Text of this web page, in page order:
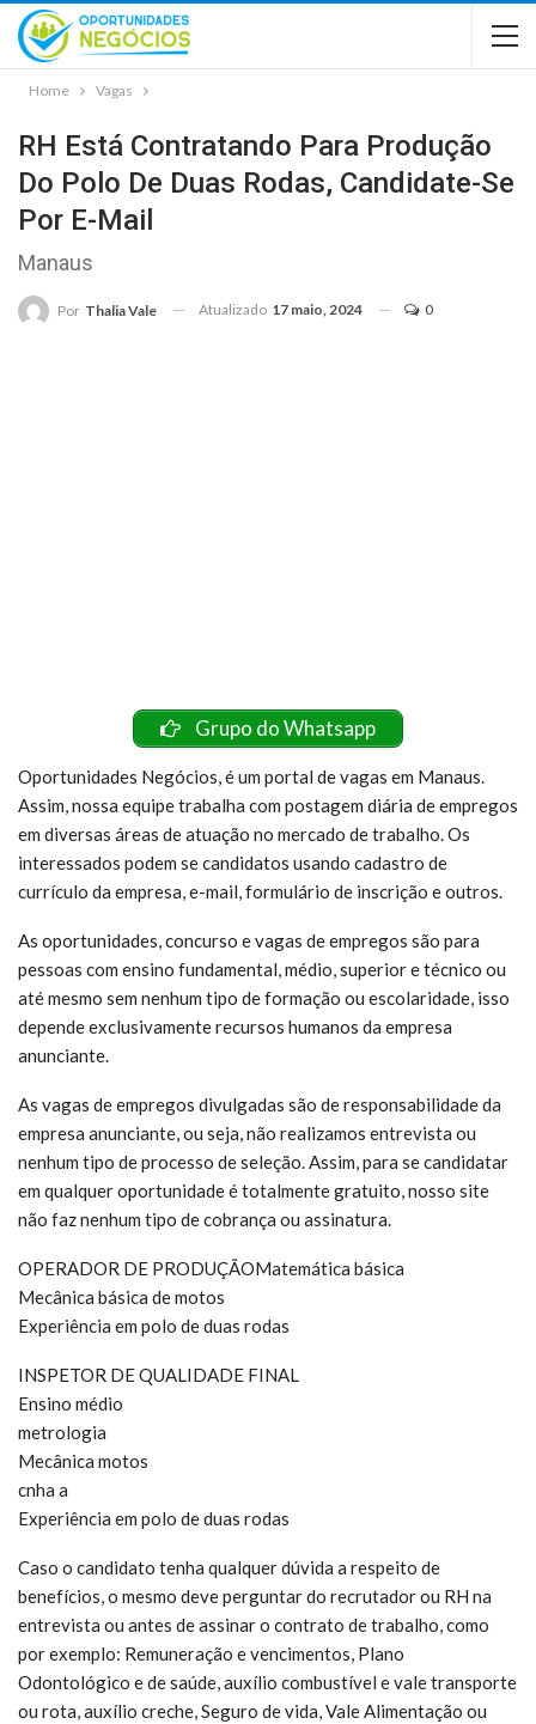
Home Vagas
RH Está Contratando Para Produção
Do Polo De Duas Rodas, Candidate-Se
Por E-Mail
Manaus
Por Thalia Vale Atualizado 17 maio, 2024 0
Grupo do Whatsapp
Oportunidades Negócios, é um portal de vagas em Manaus.
Assim, nossa equipe trabalha com postagem diária de empregos
em diversas áreas de atuação no mercado de trabalho. Os
interessados podem se candidatos usando cadastro de
currículo da empresa, e-mail, formulário de inscrição e outros.
As oportunidades, concurso e vagas de empregos são para
pessoas com ensino fundamental, médio, superior e técnico ou
até mesmo sem nenhum tipo de formação ou escolaridade, isso
depende exclusivamente recursos humanos da empresa
anunciante.
As vagas de empregos divulgadas são de responsabilidade da
empresa anunciante, ou seja, não realizamos entrevista ou
nenhum tipo de processo de seleção. Assim, para se candidatar
em qualquer oportunidade é totalmente gratuito, nosso site
não faz nenhum tipo de cobrança ou assinatura.
OPERADOR DE PRODUÇÃOMatemática básica
Mecânica básica de motos
Experiência em polo de duas rodas
INSPETOR DE QUALIDADE FINAL
Ensino médio
metrologia
Mecânica motos
cnha a
Experiência em polo de duas rodas
Caso o candidato tenha qualquer dúvida a respeito de
benefícios, o mesmo deve perguntar do recrutador ou RH na
entrevista ou antes de assinar o contrato de trabalho, como
por exemplo: Remuneração e vencimentos, Plano
Odontológico e de saúde, auxílio combustível e vale transporte
ou rota, auxílio creche, Seguro de vida, Vale Alimentação ou